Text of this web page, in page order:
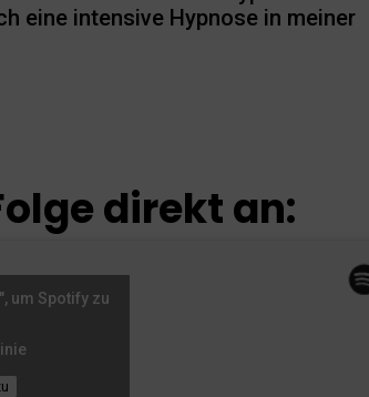
eine intensive Hypnose in meiner
direkt an:
um Spotify zu